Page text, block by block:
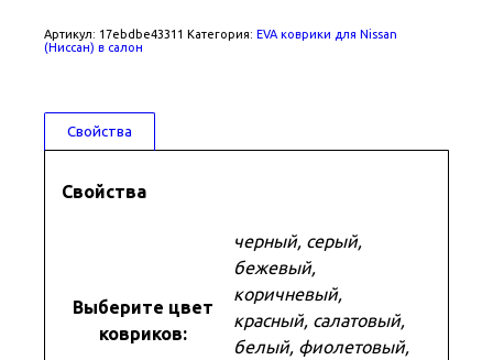
Артикул: 17ebdbe43311 Категория: EVA коврики для Nissan
(Ниссан) в салон
Свойства
Свойства
Выберите цвет
ковриков:
черный, серый,
бежевый,
коричневый,
красный, салатовый,
белый, фиолетовый,